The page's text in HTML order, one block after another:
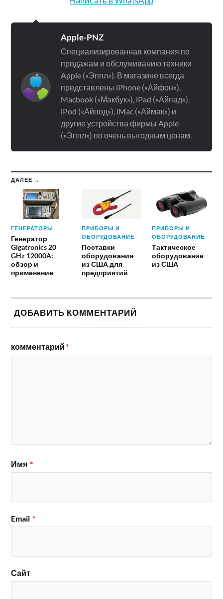
Apple-PNZ
Специализированная компания по
продажам и обслуживанию техники
Apple («Эппл»). В магазине всегда
представлены iPhone («Айфон»),
Macbook («Макбук»), iPad («Айпад»),
iPod («Айпод»), iMac («Аймак») и
другие устройства фирмы Apple
(«Эппл») по очень выгодным ценам.
ДАЛЕЕ →
ГЕНЕРАТОРЫ
Генератор
Gigatronics 20
GHz 12000A:
обзор и
применение
ПРИБОРЫ И
ОБОРУДОВАНИЕ
Поставки
оборудования
из США для
предприятий
ПРИБОРЫ И
ОБОРУДОВАНИЕ
Тактическое
оборудование
из США
ДОБАВИТЬ КОММЕНТАРИЙ
комментарий*
Имя *
Email *
Сайт